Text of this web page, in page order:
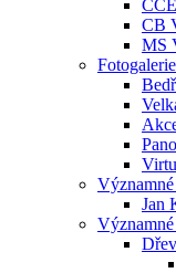
CB
MS
Fotogalerie
Jan